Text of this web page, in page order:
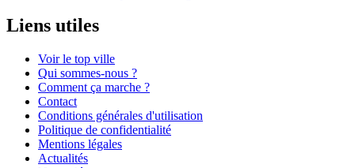
Liens utiles
Voir le top ville
Qui sommes-nous ?
Comment ça marche ?
Contact
Conditions générales d'utilisation
Politique de confidentialité
Mentions légales
Actualités